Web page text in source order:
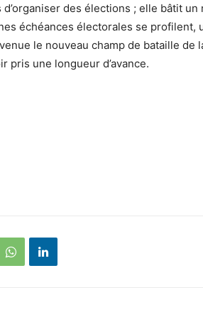
des élections ; elle bâtit
échéances électorales se profilent,
le nouveau champ de bataille de
pris une longueur d’avance.